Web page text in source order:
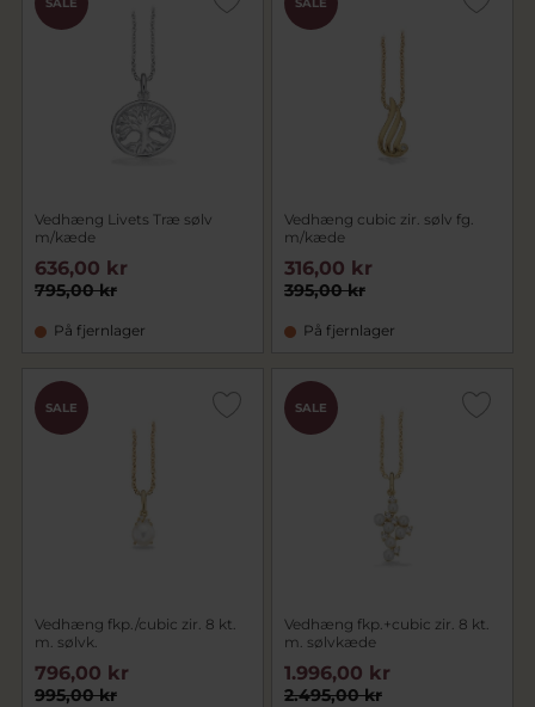
Vedhæng Livets Træ sølv
m/kæde
795,00 kr
636,00 kr
På fjernlager
Vedhæng cubic zir. sølv fg.
m/kæde
395,00 kr
316,00 kr
På fjernlager
SALE
Vedhæng fkp./cubic zir. 8 kt.
m. sølvk.
995,00 kr
796,00 kr
SALE
Vedhæng fkp.+cubic zir. 8 kt.
m. sølvkæde
2.495,00 kr
1.996,00 kr